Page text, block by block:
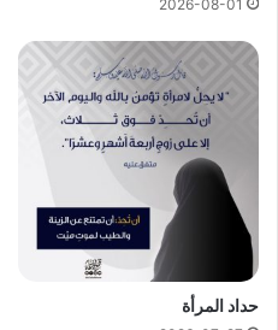
2026-08-01
حداد المرأة